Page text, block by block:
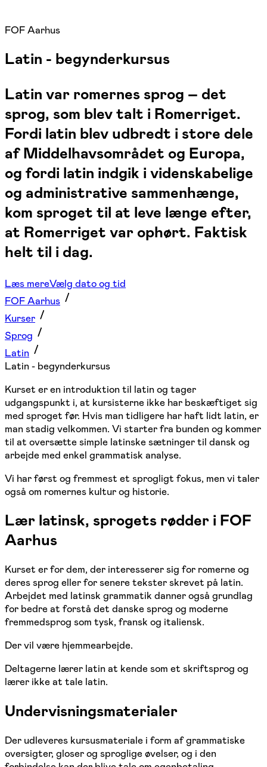
FOF Aarhus
Latin - begynderkursus
Latin var romernes sprog – det
sprog, som blev talt i Romerriget.
Fordi latin blev udbredt i store dele
af Middelhavsområdet og Europa,
og fordi latin indgik i videnskabelige
og administrative sammenhænge,
kom sproget til at leve længe efter,
at Romerriget var ophørt. Faktisk
helt til i dag.
Læs mereVælg dato og tid
FOF Aarhus
Kurser
Sprog
Latin
Latin - begynderkursus
Kurset er en introduktion til latin og tager
udgangspunkt i, at kursisterne ikke har beskæftiget sig
med sproget før. Hvis man tidligere har haft lidt latin, er
man stadig velkommen. Vi starter fra bunden og kommer
til at oversætte simple latinske sætninger til dansk og
arbejde med enkel grammatisk analyse.
Vi har først og fremmest et sprogligt fokus, men vi taler
også om romernes kultur og historie.
Lær latinsk, sprogets rødder i FOF
Aarhus
Kurset er for dem, der interesserer sig for romerne og
deres sprog eller for senere tekster skrevet på latin.
Arbejdet med latinsk grammatik danner også grundlag
for bedre at forstå det danske sprog og moderne
fremmedsprog som tysk, fransk og italiensk.
Der vil være hjemmearbejde.
Deltagerne lærer latin at kende som et skriftsprog og
lærer ikke at tale latin.
Undervisningsmaterialer
Der udleveres kursusmateriale i form af grammatiske
oversigter, gloser og sproglige øvelser, og i den